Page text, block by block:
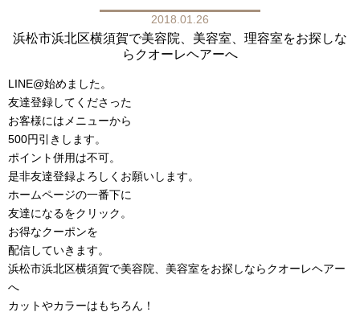
2018.01.26
浜松市浜北区横須賀で美容院、美容室、理容室をお探しな
らクオーレヘアーへ
LINE@始めました。
友達登録してくださった
お客様にはメニューから
500円引きします。
ポイント併用は不可。
是非友達登録よろしくお願いします。
ホームページの一番下に
友達になるをクリック。
お得なクーポンを
配信していきます。
浜松市浜北区横須賀で美容院、美容室をお探しならクオーレヘアー
へ
カットやカラーはもちろん！